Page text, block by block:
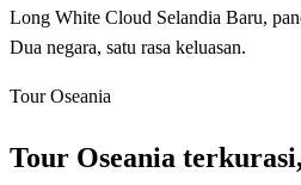
Long White Cloud Selandia Baru,
Dua negara, satu rasa keluasan.
Tour Oseania
Tour Oseania